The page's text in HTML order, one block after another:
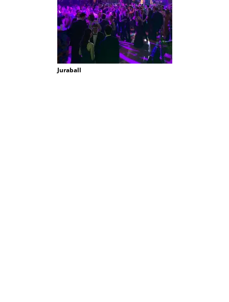
Juraball